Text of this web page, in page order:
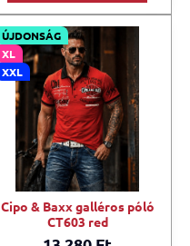
ÚJDONSÁG
XL
XXL
Cipo & Baxx galléros póló
CT603 red